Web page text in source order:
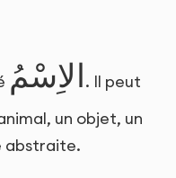
الاِسْمُ
. Il peut
un objet, un
abstraite.